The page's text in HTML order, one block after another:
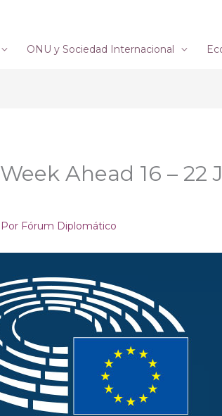
ONU y Sociedad Internacional
Ahead 16 – 22
Fórum Diplomático